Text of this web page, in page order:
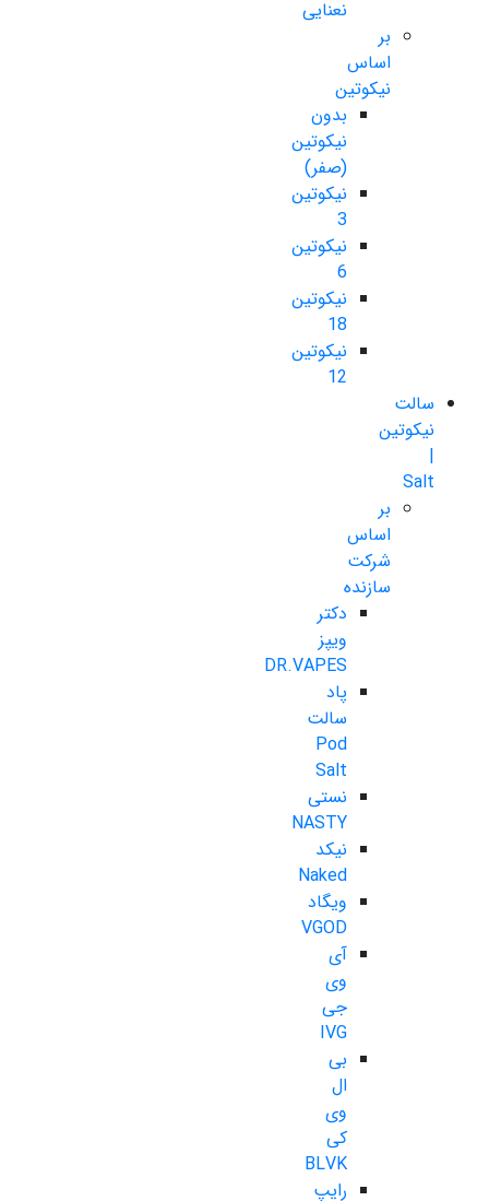
نعنایی
بر
اساس
نیکوتین
بدون
نیکوتین
(صفر)
نیکوتین
3
نیکوتین
6
نیکوتین
18
نیکوتین
12
سالت
نیکوتین
|
Salt
بر
اساس
شرکت
سازنده
دکتر
ویپز
DR.VAPES
پاد
سالت
Pod
Salt
نستی
NASTY
نیکد
Naked
ویگاد
VGOD
آی
وی
جی
IVG
بی
ال
وی
کی
BLVK
رایپ